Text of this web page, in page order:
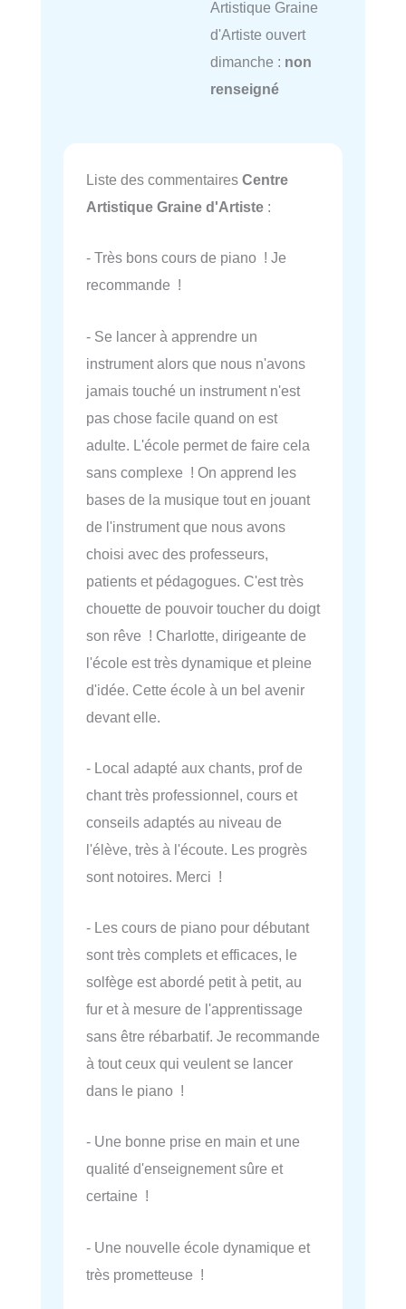
Artistique Graine
d'Artiste ouvert
dimanche : non
renseigné
Liste des commentaires Centre
Artistique Graine d'Artiste :
- Très bons cours de piano ! Je
recommande !
- Se lancer à apprendre un
instrument alors que nous n'avons
jamais touché un instrument n'est
pas chose facile quand on est
adulte. L'école permet de faire cela
sans complexe ! On apprend les
bases de la musique tout en jouant
de l'instrument que nous avons
choisi avec des professeurs,
patients et pédagogues. C'est très
chouette de pouvoir toucher du doigt
son rêve ! Charlotte, dirigeante de
l'école est très dynamique et pleine
d'idée. Cette école à un bel avenir
devant elle.
- Local adapté aux chants, prof de
chant très professionnel, cours et
conseils adaptés au niveau de
l'élève, très à l'écoute. Les progrès
sont notoires. Merci !
- Les cours de piano pour débutant
sont très complets et efficaces, le
solfège est abordé petit à petit, au
fur et à mesure de l'apprentissage
sans être rébarbatif. Je recommande
à tout ceux qui veulent se lancer
dans le piano !
- Une bonne prise en main et une
qualité d'enseignement sûre et
certaine !
- Une nouvelle école dynamique et
très prometteuse !